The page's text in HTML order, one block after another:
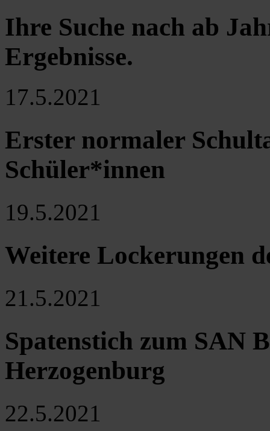
Ihre Suche nach ab
Ergebnisse.
17.5.2021
Erster normaler
Schüler*innen
19.5.2021
Weitere Lockerungen
21.5.2021
Spatenstich zum SAN
Herzogenburg
22.5.2021